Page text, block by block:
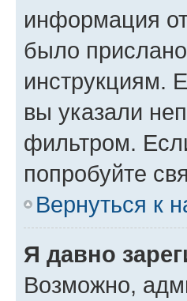
информация
было
инструкциям.
вы указали
фильтром.
попробуйте
Вернуться к
Я давно
Возможно,